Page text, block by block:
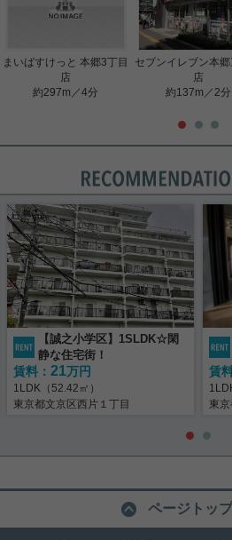
まいばすけっと 本郷3丁目
店
約297m／4分
セブンイレブン本郷
店
約137m／2分
【誠之小学区】1SLDK☆閑
静な住宅街！
賃料： 21万円
1LDK（52.42㎡）
東京都文京区西片１丁目
賃
東
ページトッ